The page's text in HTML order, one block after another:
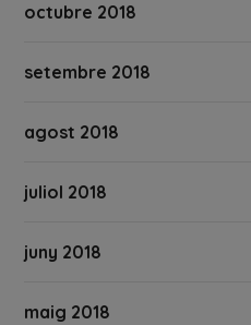
octubre 2018
setembre 2018
agost 2018
juliol 2018
juny 2018
maig 2018